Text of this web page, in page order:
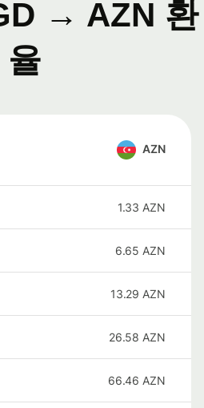
→ AZN 환
율
AZN
1.33 AZN
6.65 AZN
13.29 AZN
26.58 AZN
66.46 AZN